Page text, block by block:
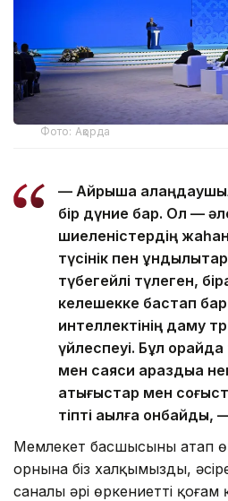
Фото: Ақорда
— Айрықша
бір дүние бар. Ол —
шиеленістердің
түсінік пен
түбегейлі түлеген,
келешекке бастап
интеллектінің даму
үйлеспеуі. Бұл
мен саяси араздыққа
қақтығыстар мен
тіпті ақылға
Мемлекет басшысының атап
орнына біз халқымызды,
саналы әрі өркениетті қоғам